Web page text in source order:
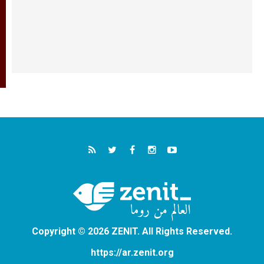
Copyright © 2026 ZENIT. All Rights Reserved.
https://ar.zenit.org